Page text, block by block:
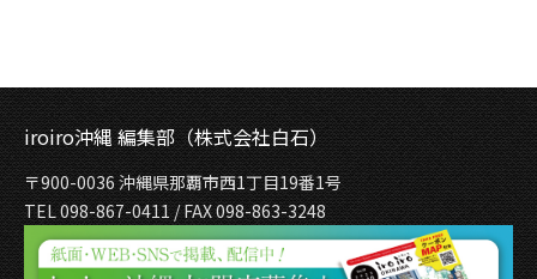
iroiro沖縄 編集部（株式会社白石）
〒900-0036 沖縄県那覇市西1丁目19番1号
TEL 098-867-0411 / FAX 098-863-3248